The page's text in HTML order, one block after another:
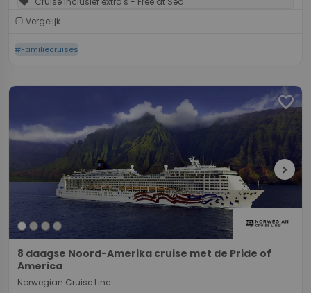
Vergelijk
#Familiecruises
favorite
chevron_right
8 daagse Noord-Amerika cruise met de Pride of
America
Norwegian Cruise Line